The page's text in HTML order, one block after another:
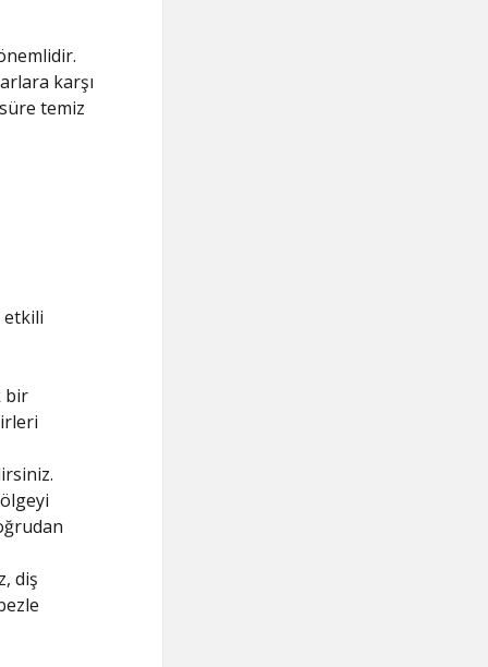
karşı
temiz
etkili
bir
diş